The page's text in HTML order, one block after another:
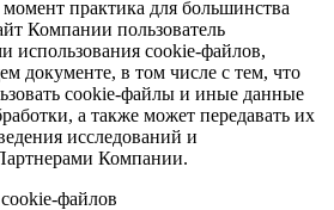
практика для большинства
Компании пользователь
использования cookie-файлов,
документе, в том числе с тем, что
cookie-файлы и иные данные
а также может передавать их
исследований и
Компании.
файлов